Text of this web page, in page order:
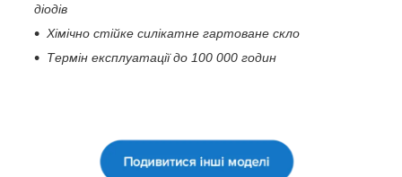
діодів
Хімічно стійке силікатне гартоване скло
Термін експлуатації до 100 000 годин